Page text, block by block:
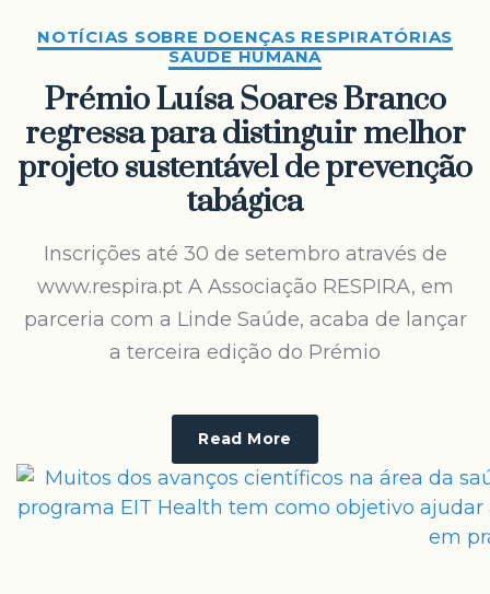
NOTÍCIAS SOBRE DOENÇAS RESPIRATÓRIAS
SAÚDE HUMANA
Prémio Luísa Soares Branco
regressa para distinguir melhor
projeto sustentável de prevenção
tabágica
Inscrições até 30 de setembro através de
www.respira.pt A Associação RESPIRA, em
parceria com a Linde Saúde, acaba de lançar
a terceira edição do Prémio
Read More